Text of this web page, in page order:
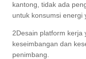
kantong, tidak ada
untuk konsumsi energi
2Desain platform kerja
keseimbangan dan
penimbang.